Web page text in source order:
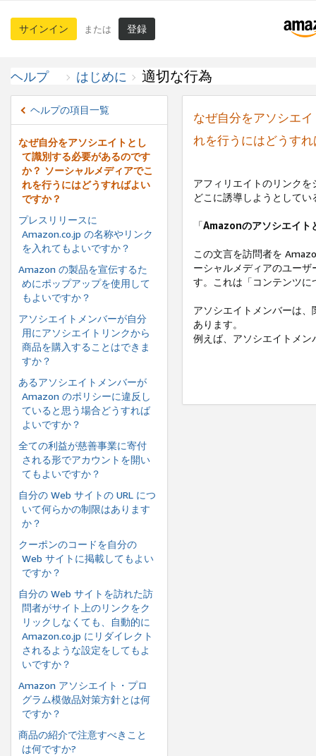
サインイン または 登録
ヘルプ はじめに 適切な行為
ヘルプの項目一覧
なぜ自分をアソシエイトとし
て識別する必要があるのです
か？ ソーシャルメディアでこ
れを行うにはどうすればよい
ですか？
プレスリリースに
Amazon.co.jp の名称やリンク
を入れてもよいですか？
Amazon の製品を宣伝するた
めにポップアップを使用して
もよいですか？
アソシエイトメンバーが自分
用にアソシエイトリンクから
商品を購入することはできま
すか？
あるアソシエイトメンバーが
Amazon のポリシーに違反し
ていると思う場合どうすれば
よいですか？
全ての利益が慈善事業に寄付
される形でアカウントを開い
てもよいですか？
自分の Web サイトの URL につ
いて何らかの制限はあります
か？
クーポンのコードを自分の
Web サイトに掲載してもよい
ですか？
自分の Web サイトを訪れた訪
問者がサイト上のリンクをク
リックしなくても、自動的に
Amazon.co.jp にリダイレクト
されるような設定をしてもよ
いですか？
Amazon アソシエイト・プロ
グラム模倣品対策方針とは何
ですか？
商品の紹介で注意すべきこと
は何ですか?
なぜ自分をアソシエ
れを行うにはどうす
アフィリエイトのリンク
どこに誘導しようとして
「Amazonのアソシエイト
この文言を訪問者を
ーシャルメディアのユー
す。これは「コンテンツ
アソシエイトメンバーは
あります。
例えば、アソシエイトメン